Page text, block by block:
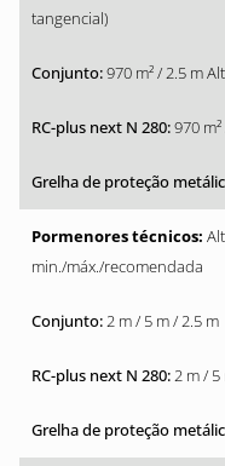
tangencial)
970 m² / 2.5 m
970
min./máx./recomendada
2 m / 5 m / 2.5 m
2 m / 5